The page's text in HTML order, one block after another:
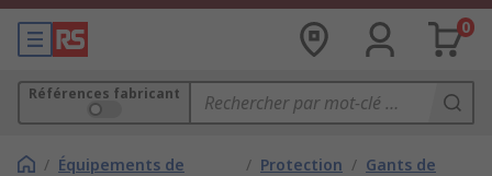
0
Références fabricant
/ Équipements de
/ Protection / Gants de